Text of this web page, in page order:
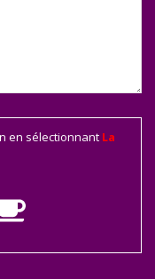
en sélectionnant La